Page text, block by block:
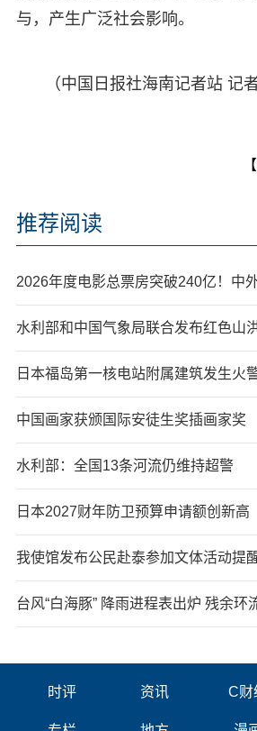
与，产生广泛社会影响。
（中国日报社海南记者站 记
推荐阅读
2026年度电影总票房突破240亿！中
水利部和中国气象局联合发布红色山
日本福岛第一核电站附属建筑发生火
中国画家获颁国际安徒生奖插画家奖
水利部：全国13条河流仍维持超警
日本2027财年防卫预算申请额创新高
我使馆发布公民赴泰参加文体活动提
台风“白海豚” 降雨进程表出炉 残余环
时评 资讯 C财